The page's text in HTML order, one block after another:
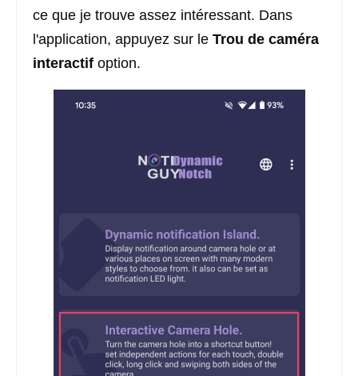
ce que je trouve assez intéressant. Dans
l'application, appuyez sur le Trou de caméra
interactif option.